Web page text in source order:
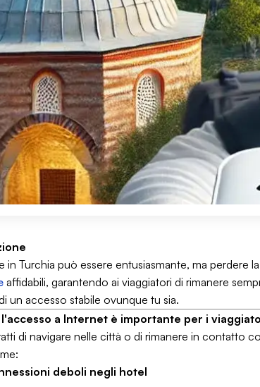
in Turchia può essere entusiasmante, ma
affidabili, garantendo ai viaggiatori di rimanere
un accesso stabile ovunque tu sia.
a Internet è importante per i
di navigare nelle città o di rimanere in contatto
deboli negli hotel